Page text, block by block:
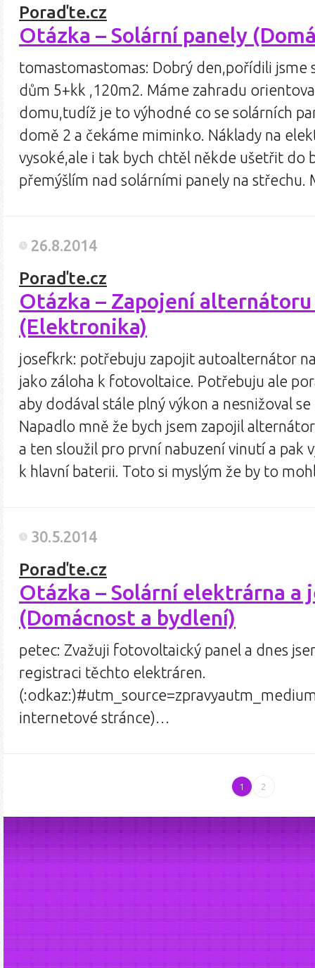
Poraďte.cz
Otázka – Solární panely
tomastomastomas: Dobrý den,pořídili jsme
dům 5+kk ,120m2. Máme zahradu
domu,tudíž je to výhodné co se solárních
domě 2 a čekáme miminko. Náklady na
vysoké,ale i tak bych chtěl někde ušetřit do
přemýšlím nad solárními panely na
26.8.2014
Poraďte.cz
Otázka – Zapojení
(Elektronika)
josefkrk: potřebuju zapojit autoalternátor
jako záloha k fotovoltaice. Potřebuju ale
aby dodával stále plný výkon a nesnižoval
Napadlo mně že bych jsem zapojil
a ten sloužil pro první nabuzení vinutí a pak
k hlavní baterii. Toto si myslým že by to
30.5.2014
Poraďte.cz
Otázka – Solární elektrárna a
(Domácnost a bydlení)
petec: Zvažuji fotovoltaický panel a dnes
registraci těchto elektráren.
internetové stránce)…
1 2